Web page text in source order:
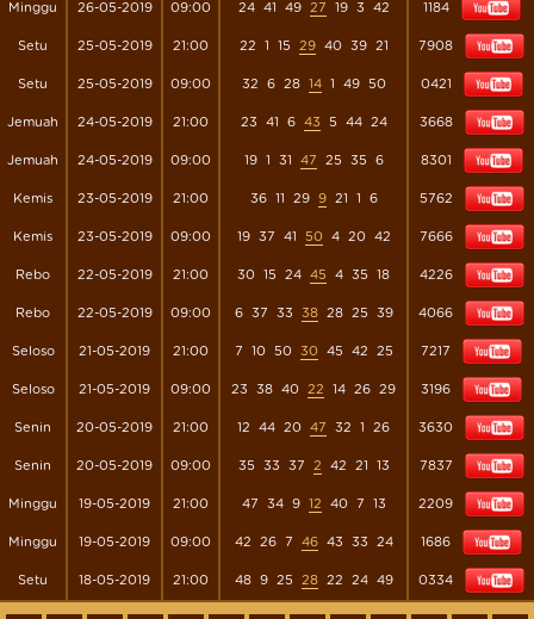
Minggu 26-05-2019 09:00 24 41 49 27 19 3 42 1184
Setu 25-05-2019 21:00 22 1 15 29 40 39 21 7908
Setu 25-05-2019 09:00 32 6 28 14 1 49 50 0421
Jemuah 24-05-2019 21:00 23 41 6 43 5 44 24 3668
Jemuah 24-05-2019 09:00 19 1 31 47 25 35 6 8301
Kemis 23-05-2019 21:00 36 11 29 9 21 1 6 5762
Kemis 23-05-2019 09:00 19 37 41 50 4 20 42 7666
Rebo 22-05-2019 21:00 30 15 24 45 4 35 18 4226
Rebo 22-05-2019 09:00 6 37 33 38 28 25 39 4066
Seloso 21-05-2019 21:00 7 10 50 30 45 42 25 7217
Seloso 21-05-2019 09:00 23 38 40 22 14 26 29 3196
Senin 20-05-2019 21:00 12 44 20 47 32 1 26 3630
Senin 20-05-2019 09:00 35 33 37 2 42 21 13 7837
Minggu 19-05-2019 21:00 47 34 9 12 40 7 13 2209
Minggu 19-05-2019 09:00 42 26 7 46 43 33 24 1686
Setu 18-05-2019 21:00 48 9 25 28 22 24 49 0334